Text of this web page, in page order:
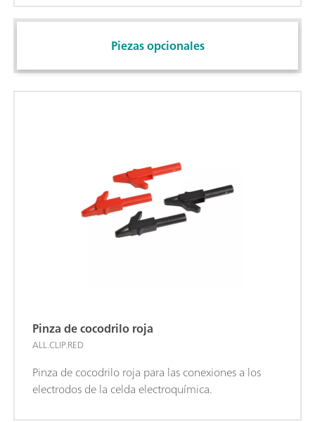
Piezas opcionales
Pinza de cocodrilo roja
ALL.CLIP.RED
Pinza de cocodrilo roja para las conexiones a los
electrodos de la celda electroquímica.